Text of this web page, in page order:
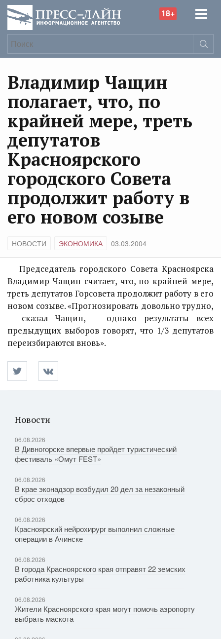
18+
Владимир Чащин
полагает, что, по
крайней мере, треть
депутатов
Красноярского
городского Совета
продолжит работу в
его новом созыве
НОВОСТИ ЭКОНОМИКА 03.03.2004
Председатель городского Совета Красноярска
Владимир Чащин считает, что, по крайней мере,
треть депутатов Горсовета продолжит работу в его
новом созыве. «Прогнозировать довольно трудно,
— сказал Чащин, — однако результаты всех
предыдущих выборов говорят, что 1/3 депутатов
переизбираются вновь».
Новости
06.08.2026
В Дивногорске впервые пройдет туристический
фестиваль «Омут FEST»
06.08.2026
В крае эконадзор возбудил 20 дел за незаконный
сброс отходов
06.08.2026
Красноярский нейрохирург выполнил сложные
операции в Ачинске
06.08.2026
В города Красноярского края отправят 22 земских
работника культуры
06.08.2026
Жители Красноярского края могут помочь аэропорту
выбрать маскота